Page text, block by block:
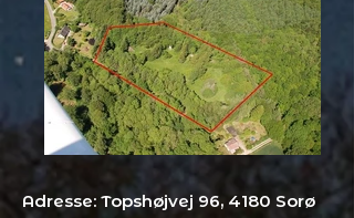
Adresse: Topshøjvej 96, 4180 Sorø